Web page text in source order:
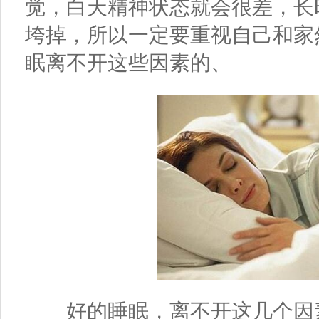
觉，白天精神状态就会很差，
垮掉，所以一定要重视自己和
眠离不开这些因素的、
好的睡眠，离不开这几个因